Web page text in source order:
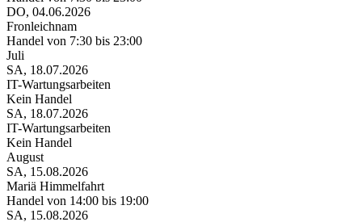
DO, 04.06.2026
Fronleichnam
Handel von 7:30 bis 23:00
Juli
SA, 18.07.2026
IT-Wartungsarbeiten
Kein Handel
SA, 18.07.2026
IT-Wartungsarbeiten
Kein Handel
August
SA, 15.08.2026
Mariä Himmelfahrt
Handel von 14:00 bis 19:00
SA, 15.08.2026